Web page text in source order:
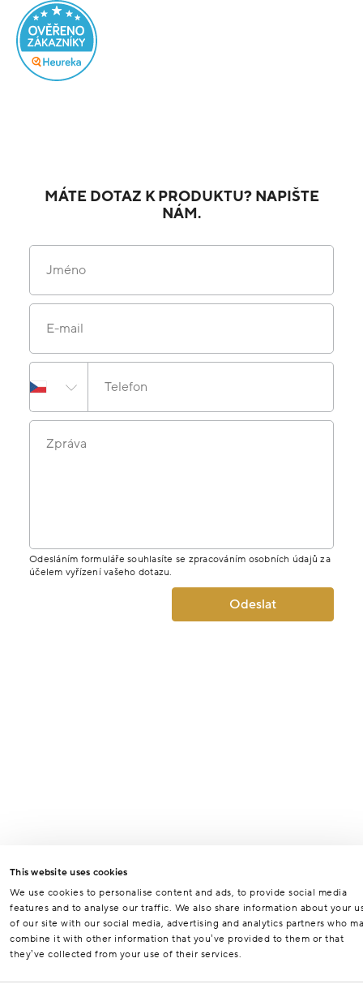
This website uses cookies
We use cookies to personalise content and ads, to provide social media
features and to analyse our traffic. We also share information about your
of our site with our social media, advertising and analytics partners who
combine it with other information that you’ve provided to them or that
they’ve collected from your use of their services.
MÁTE DOTAZ K PRODUKTU? NAPIŠTE
NÁM.
Jméno
E-mail
Telefon
Zpráva
Odesláním formuláře souhlasíte se zpracováním osobních údajů za
účelem vyřízení vašeho dotazu.
Odeslat